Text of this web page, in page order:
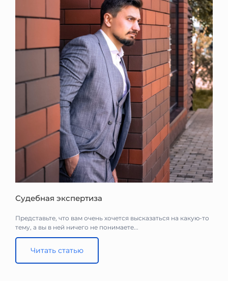
Судебная экспертиза
Представьте, что вам очень хочется высказаться на какую-то
тему, а вы в ней ничего не понимаете...
Читать статью